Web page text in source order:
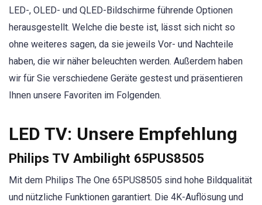
LED-, OLED- und QLED-Bildschirme führende Optionen
herausgestellt. Welche die beste ist, lässt sich nicht so
ohne weiteres sagen, da sie jeweils Vor- und Nachteile
haben, die wir näher beleuchten werden. Außerdem haben
wir für Sie verschiedene Geräte gestest und präsentieren
Ihnen unsere Favoriten im Folgenden.
LED TV: Unsere Empfehlung
Philips TV Ambilight 65PUS8505
Mit dem Philips The One 65PUS8505 sind hohe Bildqualität
und nützliche Funktionen garantiert. Die 4K-Auflösung und